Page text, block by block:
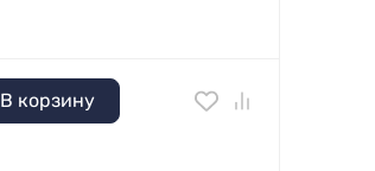
В корзину